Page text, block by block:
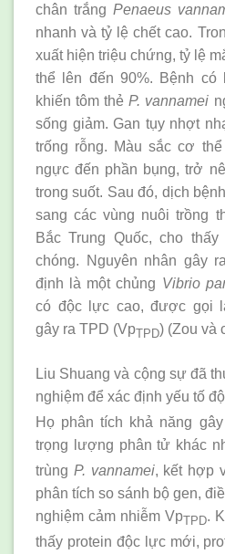
chân trắng Penaeus
nhanh và tỷ lệ chết cao.
xuất hiện triệu chứng, tỷ lệ
thể lên đến 90%. Bệnh có
khiến tôm thẻP. vannamei
sống giảm. Gan tụy nhợt
trống rỗng. Màu sắc cơ
ngực đến phần bụng, trở
trong suốt. Sau đó, dịch
sang các vùng nuôi trồng
Bắc Trung Quốc, cho
chóng. Nguyên nhân gây
định là một chủng Vibrio
có độc lực cao, được gọi
gây ra TPD (VpTPD) (Zou và
Liu Shuang và cộng sự đã
nghiệm để xác định yếu tố
Họ phân tích khả năng
trọng lượng phân tử khác
trùng P. vannamei, kết hợp
phân tích so sánh bộ gen,
nghiệm cảm nhiễm VpTPD.
thấy protein độc lực mới,